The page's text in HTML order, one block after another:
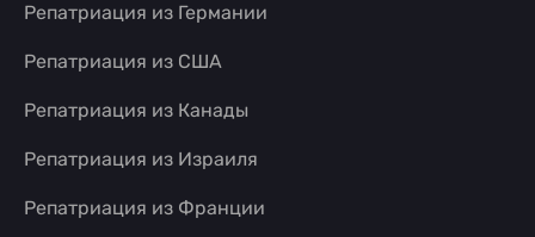
Репатриация из Германии
Репатриация из США
Репатриация из Канады
Репатриация из Израиля
Репатриация из Франции